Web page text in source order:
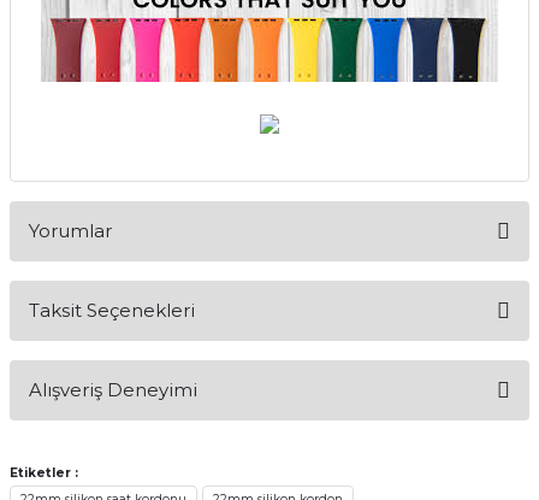
Yorumlar
Taksit Seçenekleri
Alışveriş Deneyimi
whatsaptan hemde site üstünden çok
yardımcı oldular hızlı ve keyifli bi
Etiketler :